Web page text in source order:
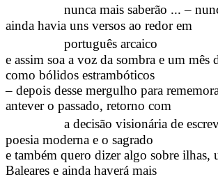
nunca mais saberão ... –
ainda havia uns versos ao redor em
português arcaico
e assim soa a voz da sombra e um mês
como bólidos estrambóticos
– depois desse mergulho para
antever o passado, retorno com
a decisão visionária de
poesia moderna e o sagrado
e também quero dizer algo sobre ilhas,
Baleares e ainda haverá mais